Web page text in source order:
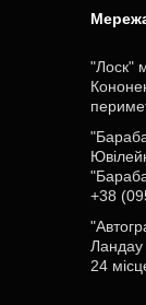
"Лоск"
+38
Ландау
24